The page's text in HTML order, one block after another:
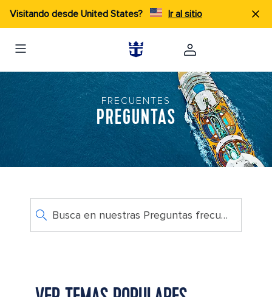
Visitando desde United States? Ir al sitio
FRECUENTES
PREGUNTAS
Busca en nuestras Preguntas frecuentes